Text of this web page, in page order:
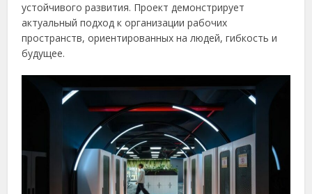
устойчивого развития. Проект демонстрирует
актуальный подход к организации рабочих
пространств, ориентированных на людей, гибкость и
будущее.